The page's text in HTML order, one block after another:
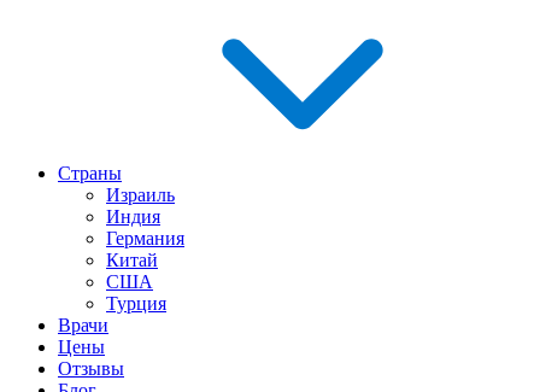
Страны
Израиль
Индия
Германия
Китай
США
Турция
Врачи
Цены
Отзывы